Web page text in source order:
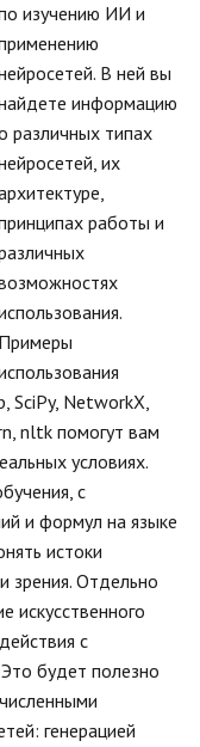
изучению ИИ и
В ней вы
информацию
различных типах
их
работы и
Примеры
SciPy, NetworkX,
nltk помогут вам
условиях.
с
и формул на языке
истоки
зрения. Отдельно
искусственного
с
будет полезно
генерацией